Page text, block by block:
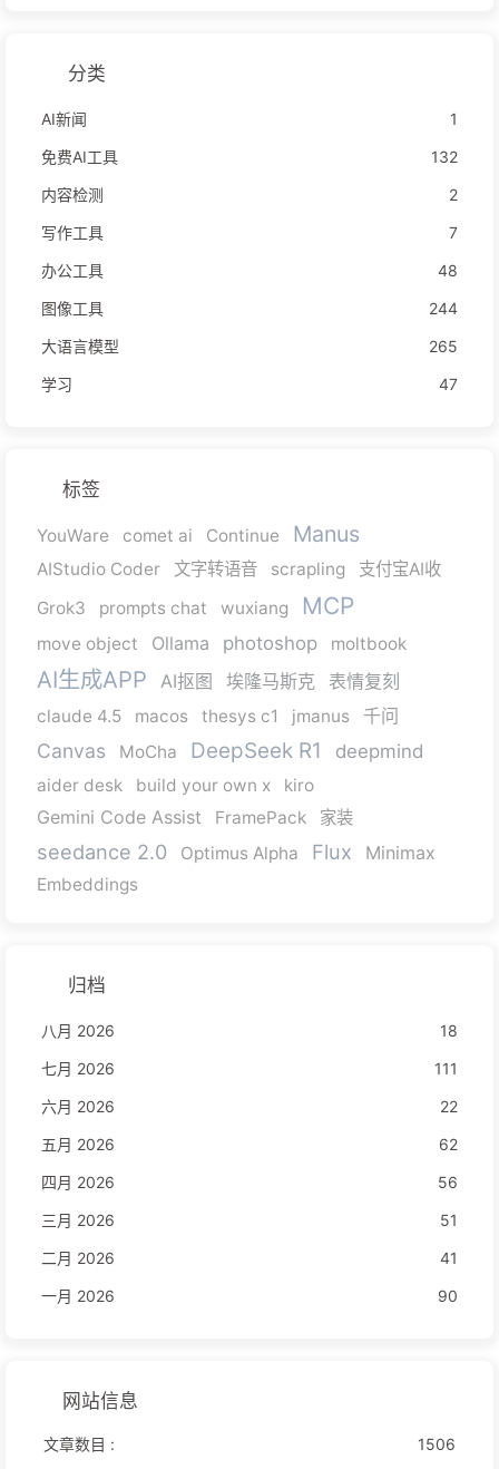
分类
AI新闻
1
免费AI工具
132
内容检测
2
写作工具
7
办公工具
48
图像工具
244
大语言模型
265
学习
47
标签
YouWare comet ai Continue Manus
AIStudio Coder 文字转语音 scrapling
支付宝AI收
Grok3
prompts chat wuxiang MCP
move object Ollama photoshop moltbook
AI生成APP AI抠图 埃隆马斯克 表情复刻
claude 4.5 macos thesys c1 jmanus 千问
Canvas MoCha DeepSeek R1 deepmind
aider desk build your own x kiro
Gemini Code Assist FramePack 家装
seedance 2.0 Optimus Alpha Flux Minimax
Embeddings
归档
八月 2026
18
七月 2026
111
六月 2026
22
五月 2026
62
四月 2026
56
三月 2026
51
二月 2026
41
一月 2026
90
网站信息
文章数目 :
1506